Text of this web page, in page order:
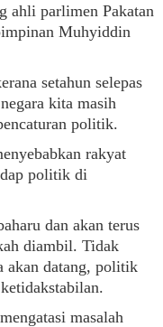
ahli parlimen Pakatan
Muhyiddin
setahun selepas
kita masih
politik.
rakyat
politik di
dan akan terus
diambil. Tidak
akan datang, politik
masalah